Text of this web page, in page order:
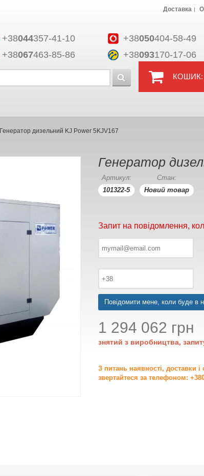
+38044357-41-10 +38050404-58-49
+38067463-85-86 +38093170-17-06
Доставка
КОШИК:
Генератор дизельний KJ Power 5KJV167
Генератор
Артикул:
101322-5
Стан:
Новий товар
Запит на повідомлення,
Повідомити мене, коли буде в
1 294 062 грн
знятий з виробництва,
З питань наявності, доставки і
звертайтеся за телефоном: